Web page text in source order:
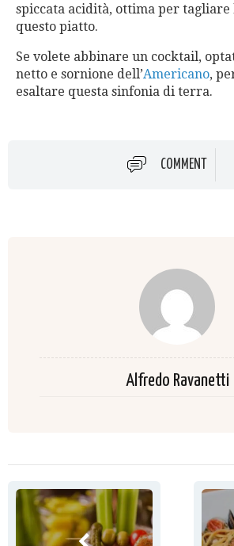
spiccata acidità, ottima per tagliare
questo piatto.
Se volete abbinare un cocktail,
netto e sornione dell’Americano,
esaltare questa sinfonia di terra.
COMMENT
Alfredo Ravanetti